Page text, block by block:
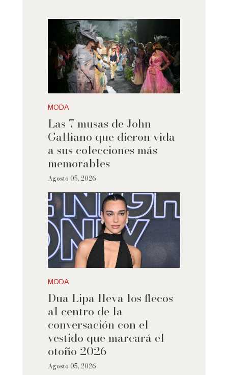
MODA
Las 7 musas de John
Galliano que dieron vida
a sus colecciones más
memorables
Agosto 05, 2026
MODA
Dua Lipa lleva los flecos
al centro de la
conversación con el
vestido que marcará el
otoño 2026
Agosto 05, 2026